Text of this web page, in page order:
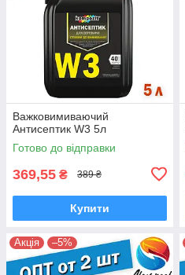
Важковимиваючий
Антисептик W3 5л
Готово до відправки
369,55 ₴ 389 ₴
Купити
Акція –5%